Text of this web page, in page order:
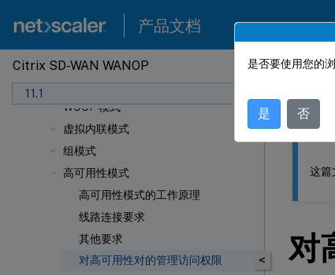
产品文档
Citrix SD-WAN WANOP
11.1
初始配置
自定义以太网端口
内联模式
WCCP 模式
虚拟内联模式
组模式
高可用性模式
高可用性模式的工作原理
线路连接要求
其他要求
对高可用性对的管理访问权限
此内容已
<
这篇
对
是否要使用您的
是 否